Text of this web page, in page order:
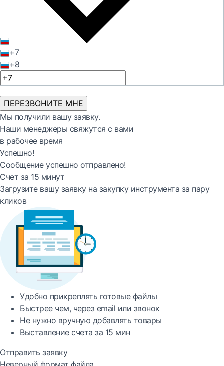
+7
+8
ПЕРЕЗВОНИТЕ МНЕ
Мы получили вашу заявку.
Наши менеджеры свяжутся с вами
в рабочее время
Успешно!
Сообщение успешно отправлено!
Счет за 15 минут
Загрузите вашу заявку на закупку инструмента за пару
кликов
Удобно прикреплять готовые файлы
Быстреечем, через email или звонок
Не нужно вручную добавлять товары
Выставление счета за 15 мин
Отправить заявку